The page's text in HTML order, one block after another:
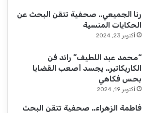
رنا الجميعي.. صحفية تتقن البحث عن
الحكايات المنسية
أكتوبر 23, 2024
“محمد عبد اللطيف” رائد فن
الكاريكاتير.. يجسد أصعب القضايا
بحس فكاهي
أكتوبر 19, 2024
فاطمة الزهراء.. صحفية تتقن البحث